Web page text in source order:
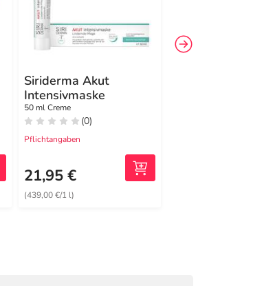
Siriderma Akut
Intensivmaske
50 ml Creme
(0)
Pflichtangaben
21,95 €
(439,00 €/1 l)